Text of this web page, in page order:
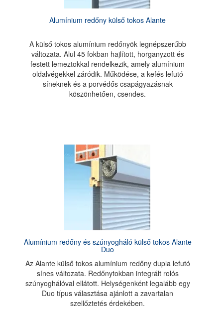
Alumínium redőny külső tokos Alante
A külső tokos alumínium redőnyök legnépszerűbb
változata. Alul 45 fokban hajlított, horganyzott és
festett lemeztokkal rendelkezik, amely alumínium
oldalvégekkel záródik. Működése, a kefés lefutó
síneknek és a porvédős csapágyazásnak
köszönhetően, csendes.
Alumínium redőny és szúnyogháló külső tokos Alante
Duo
Az Alante külső tokos alumínium redőny dupla lefutó
sínes változata. Redőnytokban integrált rolós
szúnyoghálóval ellátott. Helységenként legalább egy
Duo típus választása ajánlott a zavartalan
szellőztetés érdekében.